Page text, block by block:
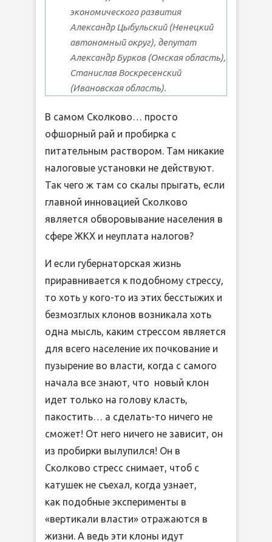
экономического развития
Александр Цыбульский (Ненецкий
автономный округ), депутат
Александр Бурков (Омская область),
Станислав Воскресенский
(Ивановская область).
В самом Сколково… просто
офшорный рай и пробирка с
питательным раствором. Там никакие
налоговые установки не действуют.
Так чего ж там со скалы прыгать, если
главной инновацией Сколково
является обворовывание населения в
сфере ЖКХ и неуплата налогов?
И если губернаторская жизнь
приравнивается к подобному стрессу,
то хоть у кого-то из этих бесстыжих и
безмозглых клонов возникала хоть
одна мысль, каким стрессом является
для всего население их почкование и
пузырение во власти, когда с самого
начала все знают, что новый клон
идет только на голову класть,
пакостить… а сделать-то ничего не
сможет! От него ничего не зависит, он
из пробирки вылупился! Он в
Сколково стресс снимает, чтоб с
катушек не съехал, когда узнает,
как подобные эксперименты в
«вертикали власти» отражаются в
жизни. А ведь эти клоны идут